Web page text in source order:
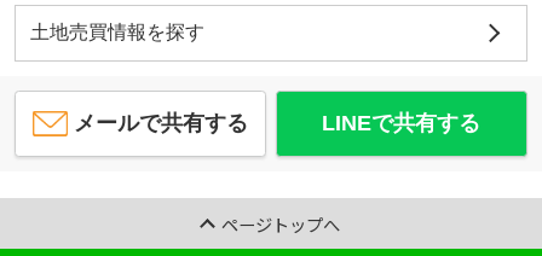
土地売買情報を探す
メールで共有する LINEで共有する
ページトップへ